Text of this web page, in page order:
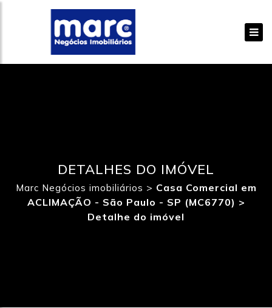
DETALHES DO IMÓVEL
Marc Negócios imobiliários > Casa Comercial em
ACLIMAÇÃO - São Paulo - SP (MC6770) >
Detalhe do imóvel